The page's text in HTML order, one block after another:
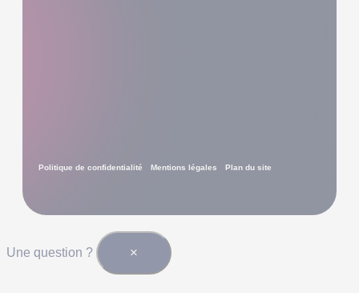
Politique de confidentialité Mentions légales Plan du site
Une question ? ×